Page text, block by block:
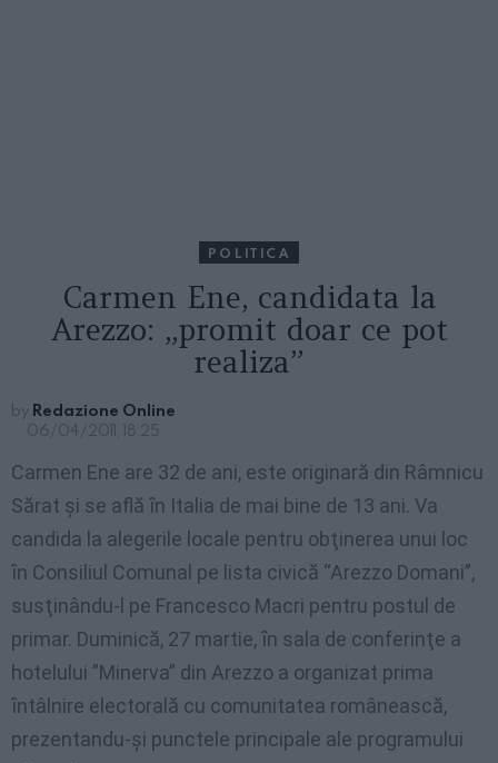
POLITICA
Carmen Ene, candidata la
Arezzo: „promit doar ce pot
realiza”
by Redazione Online
06/04/2011, 18:25
Carmen Ene are 32 de ani, este originară din Râmnicu
Sărat şi se află ȋn Italia de mai bine de 13 ani. Va
candida la alegerile locale pentru obţinerea unui loc
ȋn Consiliul Comunal pe lista civică “Arezzo Domani”,
susţinându-l pe Francesco Macri pentru postul de
primar. Duminică, 27 martie, ȋn sala de conferinţe a
hotelului ”Minerva” din Arezzo a organizat prima
ȋntâlnire electorală cu comunitatea românească,
prezentandu-şi punctele principale ale programului